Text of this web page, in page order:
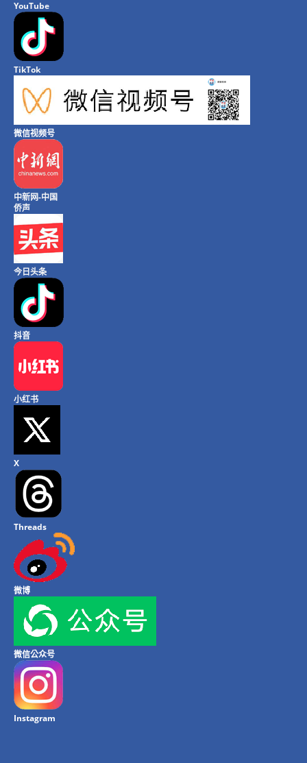
YouTube
TikTok
微信视频号
中新网-中国
侨声
今日头条
抖音
小红书
X
Threads
微博
微信公众号
Instagram